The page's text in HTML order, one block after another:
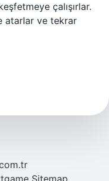
çalışırlar.
atarlar ve tekrar
Sitemap